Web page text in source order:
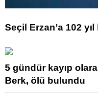
Seçil Erzan’a 102
5 gündür kayıp
Berk, ölü bulundu